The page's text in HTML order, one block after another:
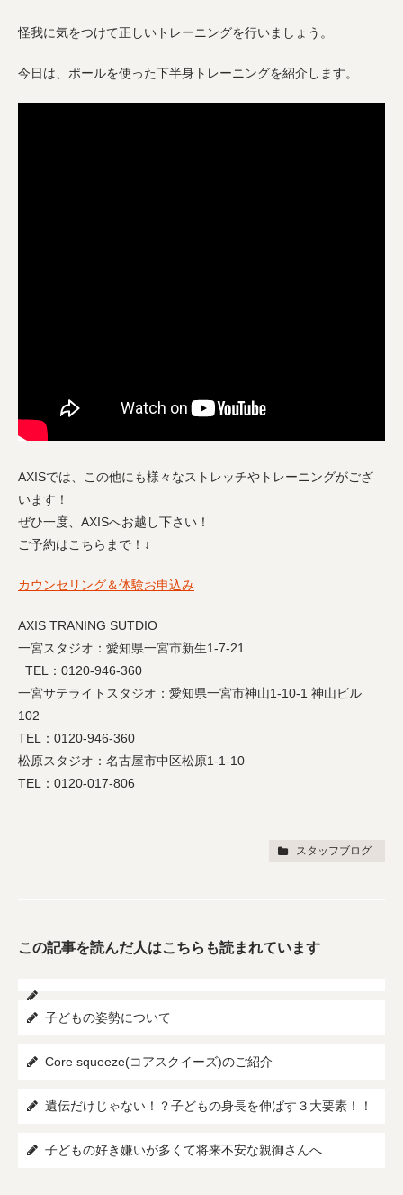
怪我に気をつけて正しいトレーニングを行いましょう。
今日は、ポールを使った下半身トレーニングを紹介します。
AXISでは、この他にも様々なストレッチやトレーニングがござ
います！
ぜひ一度、AXISへお越し下さい！
ご予約はこちらまで！↓
カウンセリング＆体験お申込み
AXIS TRANING SUTDIO
一宮スタジオ：愛知県一宮市新生1-7-21
TEL：0120-946-360
一宮サテライトスタジオ：愛知県一宮市神山1-10-1 神山ビル
102
TEL：0120-946-360
松原スタジオ：名古屋市中区松原1-1-10
TEL：0120-017-806
スタッフブログ
この記事を読んだ人はこちらも読まれています
子どもの姿勢について
Core squeeze(コアスクイーズ)のご紹介
遺伝だけじゃない！？子どもの身長を伸ばす３大要素！！
子どもの好き嫌いが多くて将来不安な親御さんへ